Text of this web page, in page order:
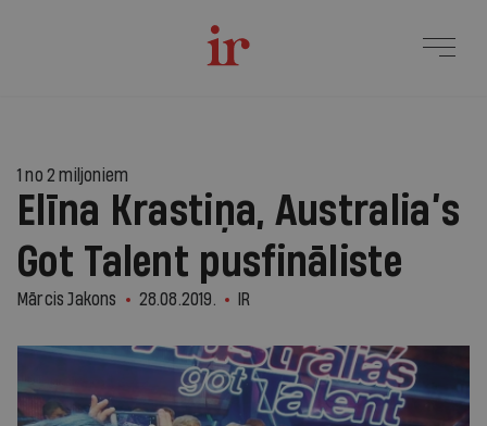
1 no 2 miljoniem
Elīna Krastiņa, Australia’s
Got Talent pusfināliste
Mārcis Jakons 28.08.2019. IR